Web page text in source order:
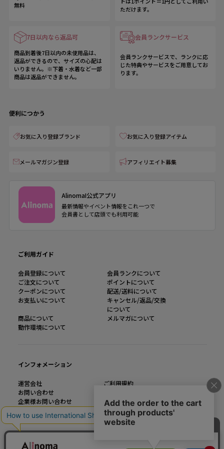
無料
ただけます。
7日以内なら返品可
商品到着後7日以内の未使用品は、
返品ができるので、サイズの心配は
いりません。※下着・水着など一部
商品は返品ができません。
会員ランクサービス
会員ランクサービスで、ランクに応
じた特典やサービスをご用意してお
ります。
便利につかう
お気に入り登録ブランド お気に入り登録アイテム
メールマガジン登録 アフィリエイト募集
AlinomaI公式アプリ
最新情報やイベント情報をこれ一つで
会員書として店頭でも利用可能
ご利用ガイド
会員登録について
会員ランクについて
ご注文について
ポイントについて
クーポンについて
配送/送料について
お支払いについて
キャンセル/返品/交換
について
商品について
メルマガについて
動作環境について
インフォメーション
運営会社
ご利用規約
お問い合わせ
企業様お問い合わせ
個人情報の取り扱い